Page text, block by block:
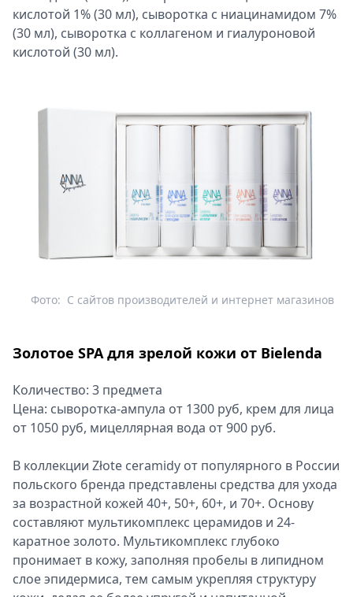
кислотой 1% (30 мл), сыворотка с ниацинамидом 7%
(30 мл), сыворотка с коллагеном и гиалуроновой
кислотой (30 мл).
С сайтов производителей и интернет магазинов
Фото:
Золотое SPA для зрелой кожи от Bielenda
Количество: 3 предмета
Цена: сыворотка-ампула от 1300 руб, крем для лица
от 1050 руб, мицеллярная вода от 900 руб.
В коллекции Złote ceramidy от популярного в России
польского бренда представлены средства для ухода
за возрастной кожей 40+, 50+, 60+, и 70+. Основу
составляют мультикомплекс церамидов и 24-
каратное золото. Мультикомплекс глубоко
пронимает в кожу, заполняя пробелы в липидном
слое эпидермиса, тем самым укрепляя структуру